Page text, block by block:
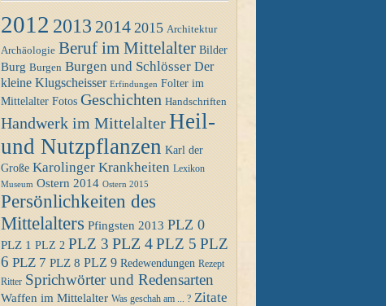
2012 2013 2014 2015 Architektur
Archäologie Beruf im Mittelalter Bilder
Burg Burgen Burgen und Schlösser Der
kleine Klugscheisser Erfindungen Folter im
Mittelalter Fotos Geschichten Handschriften
Handwerk im MittelalterHeil-
und Nutzpflanzen Karl der
Große Karolinger Krankheiten Lexikon
Museum Ostern 2014 Ostern 2015
Persönlichkeiten des
Mittelalters Pfingsten 2013 PLZ 0
PLZ 1 PLZ 2 PLZ 3 PLZ 4PLZ 5 PLZ
6 PLZ 7 PLZ 8 PLZ 9 Redewendungen Rezept
Ritter Sprichwörter und Redensarten
Waffen im Mittelalter Was geschah am ... ? Zitate